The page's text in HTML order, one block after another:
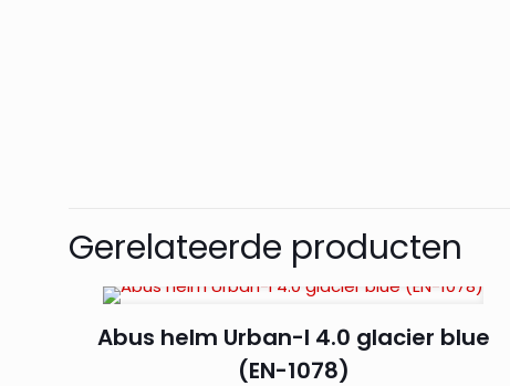
Gerelateerde producten
Abus helm Urban-I 4.0 glacier blue
(EN-1078)